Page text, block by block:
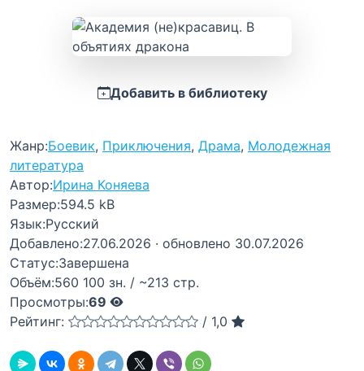
Добавить в библиотеку
Жанр:Боевик, Приключения, Драма, Молодежная
литература
Автор:Ирина Коняева
Размер:594.5 kB
Язык:Русский
Добавлено:27.06.2026 · обновлено 30.07.2026
Статус:Завершена
Объём:560 100 зн. / ~213 стр.
Просмотры:69
Рейтинг:
/ 1,0